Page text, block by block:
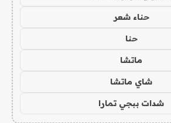
حناء شعر
حنا
ماتشا
شاي ماتشا
شدات ببجي تمارا